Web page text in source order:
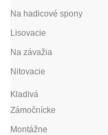
Na hadicové spony
Lisovacie
Na závažia
Nitovacie
Kladivá
Zámočnícke
Montážne